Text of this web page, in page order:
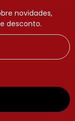
novidades,
desconto.